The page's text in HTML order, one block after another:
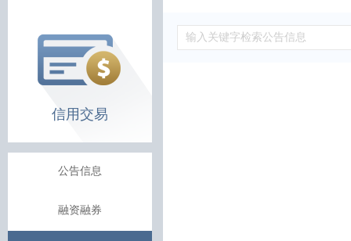
信用交易
公告信息
融资融券